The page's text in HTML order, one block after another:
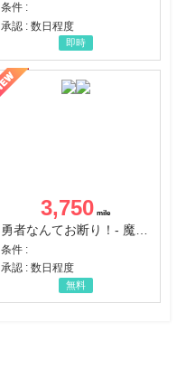
条件 :
承認 : 数日程度
即時
3,750
条件 :
承認 : 数日程度
無料